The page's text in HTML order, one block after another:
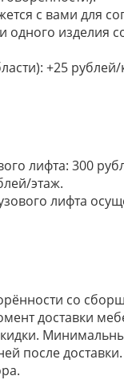
с вами для
изделия
+25 рублей/
лифта: 300
этаж.
лифта
со
доставки
после